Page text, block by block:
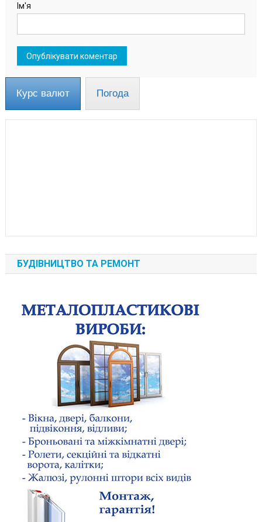
Ім'я
Курс валют Погода
БУДІВНИЦТВО ТА РЕМОНТ